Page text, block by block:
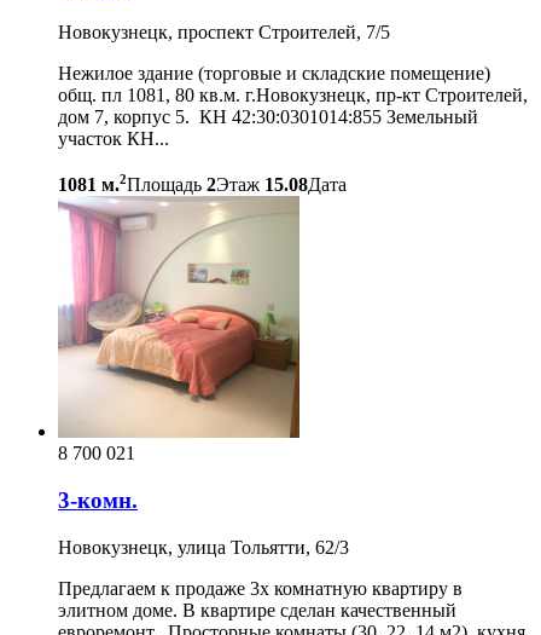
Новокузнецк, проспект Строителей, 7/5
Нежилое здание (торговые и складские помещение)
общ. пл 1081, 80 кв.м. г.Новокузнецк, пр-кт Строителей,
дом 7, корпус 5. КН 42:30:0301014:855 Земельный
участок КН...
1081 м.2Площадь 2Этаж 15.08Дата
8 700 021
3-комн.
Новокузнецк, улица Тольятти, 62/3
Предлагаем к продаже 3х комнатную квартиру в
элитном доме. В квартире сделан качественный